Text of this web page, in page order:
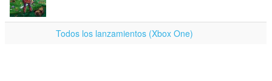
Todos los lanzamientos (Xbox One)